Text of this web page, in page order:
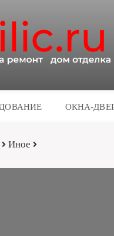
ОКНА-
Иное